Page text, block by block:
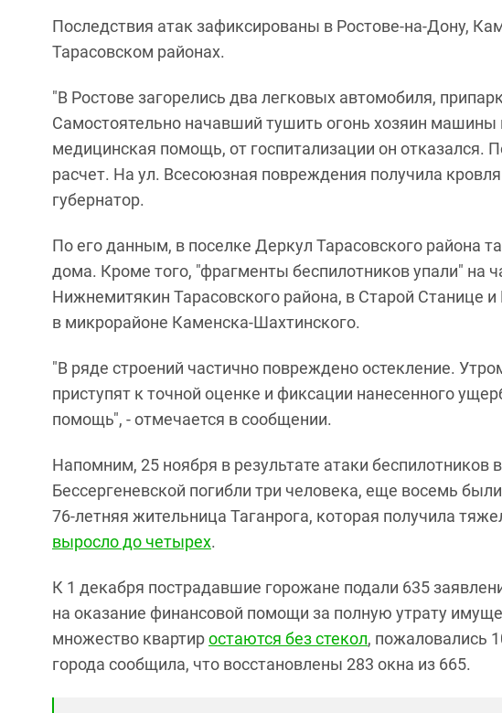
Последствия атак зафиксированы в Ростове-на-Дону,
Тарасовском районах.
"В Ростове загорелись два легковых автомобиля,
Самостоятельно начавший тушить огонь хозяин
медицинская помощь, от госпитализации он
расчет. На ул. Всесоюзная повреждения получила
губернатор.
По его данным, в поселке Деркул Тарасовского района
дома. Кроме того, "фрагменты беспилотников упали" на
Нижнемитякин Тарасовского района, в Старой Станице
в микрорайоне Каменска-Шахтинского.
"В ряде строений частично повреждено остекление.
приступят к точной оценке и фиксации нанесенного
помощь", - отмечается в сообщении.
Напомним, 25 ноября в результате атаки беспилотников
Бессергеневской погибли три человека, еще восемь
76-летняя жительница Таганрога, которая получила
выросло до четырех.
К 1 декабря пострадавшие горожане подали 635
на оказание финансовой помощи за полную утрату
множество квартиростаются без стекол, пожаловались
города сообщила, что восстановлены 283 окна из 665.